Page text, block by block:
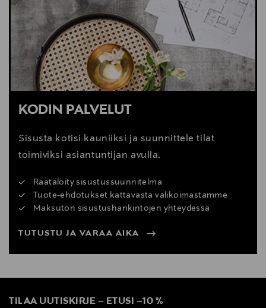
KODIN PALVELUT
Sisusta kotisi kauniiksi ja suunnittele tilat
toimiviksi asiantuntijan avulla.
Räätälöity sisustussuunnitelma
Tuote-ehdotukset kattavasta valikoimastamme
Maksuton sisustushankintojen yhteydessä
TUTUSTU JA VARAA AIKA
TILAA UUTISKIRJE – ETUSI –10 %